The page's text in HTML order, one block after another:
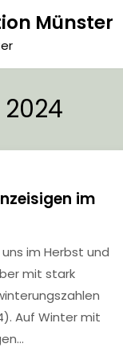
Münster
2024
im
im Herbst und
mit stark
Auf Winter mit